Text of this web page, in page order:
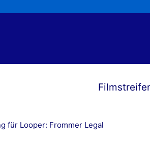
für Looper: Frommer Legal